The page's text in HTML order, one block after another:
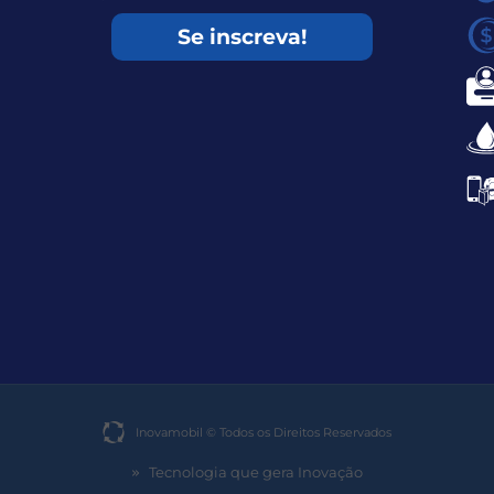
Se inscreva!
Inovamobil © Todos os Direitos Reservados​
» Tecnologia que gera Inovação